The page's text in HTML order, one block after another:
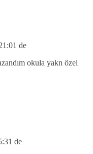
de
okula yakn özel
de